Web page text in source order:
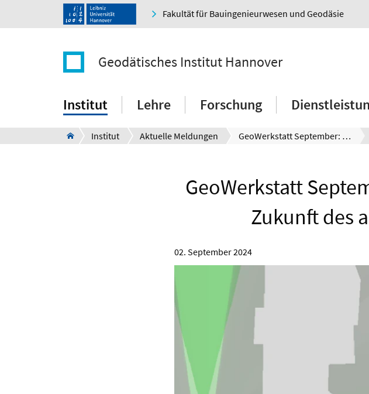
Fakultät für Bauingenieurwesen und Geodäsie
Geodätisches Institut Hannover
Institut Lehre Forschung
Institut Aktuelle Meldungen GeoWerkstatt September: Ein Wegweiser für die Zukunft des autonomen Fahrens
GeoWerkstatt
Zukunft des
02. September 2024